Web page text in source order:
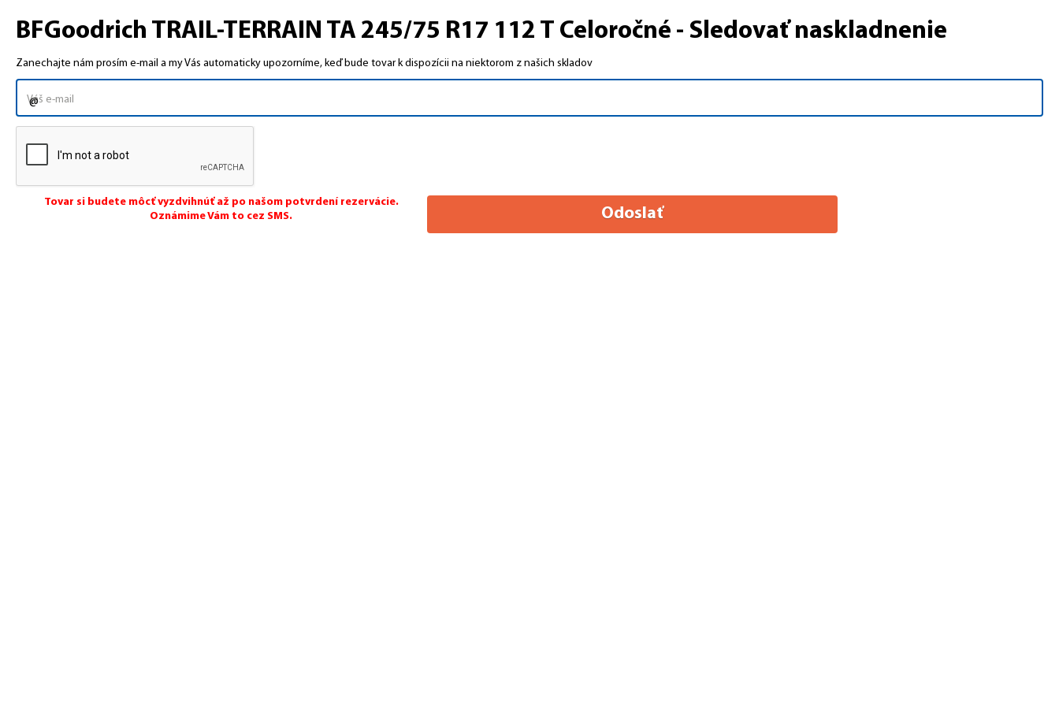
BFGoodrich TRAIL-TERRAIN TA 245/75 R17 112 T Celoročné - Sledovať naskladnenie
Zanechajte nám prosím e-mail a my Vás automaticky upozorníme, keď bude tovar k dispozícii na niektorom z našich skladov
Tovar si budete môcť vyzdvihnúť až po našom potvrdení rezervácie.
Oznámime Vám to cez SMS.